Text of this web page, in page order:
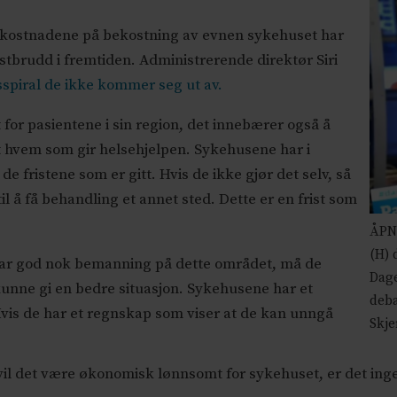
(H)
på bekostning av evnen sykehuset har
i fremtiden. Administrerende direktør Siri
de ikke kommer seg ut av.
pasientene i sin region, det innebærer også å
som gir helsehjelpen. Sykehusene har i
fristene som er gitt. Hvis de ikke gjør det selv, så
å få behandling et annet sted. Dette er en frist som
god nok bemanning på dette området, må de
gi en bedre situasjon. Sykehusene har et
de har et regnskap som viser at de kan unngå
det være økonomisk lønnsomt for sykehuset, er det